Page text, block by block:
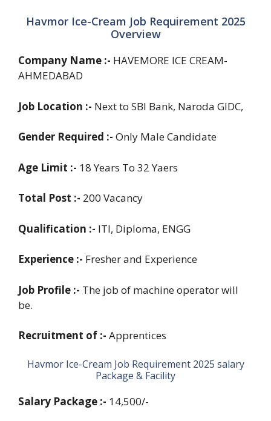
Havmor Ice-Cream Job Requirement 2025
Overview
Company Name :- HAVEMORE ICE CREAM-
AHMEDABAD
Job Location :- Next to SBI Bank, Naroda GIDC,
Gender Required :- Only Male Candidate
Age Limit :- 18 Years To 32 Yaers
Total Post :- 200 Vacancy
Qualification :- ITI, Diploma, ENGG
Experience :- Fresher and Experience
Job Profile :- The job of machine operator will
be.
Recruitment of :- Apprentices
Havmor Ice-Cream Job Requirement 2025 salary
Package & Facility
Salary Package :- 14,500/-